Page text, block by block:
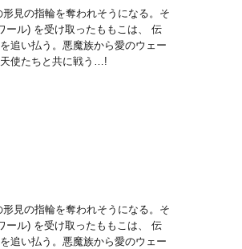
見の指輪を奪われそうになる。そ
ール) を受け取ったももこは、 伝
追い払う。悪魔族から愛のウェー
使たちと共に戦う…!
見の指輪を奪われそうになる。そ
ール) を受け取ったももこは、 伝
追い払う。悪魔族から愛のウェー